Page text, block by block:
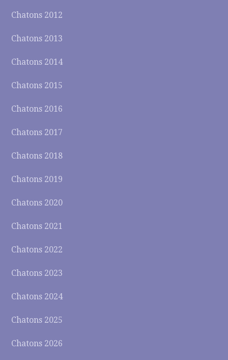
Chatons 2012
Chatons 2013
Chatons 2014
Chatons 2015
Chatons 2016
Chatons 2017
Chatons 2018
Chatons 2019
Chatons 2020
Chatons 2021
Chatons 2022
Chatons 2023
Chatons 2024
Chatons 2025
Chatons 2026